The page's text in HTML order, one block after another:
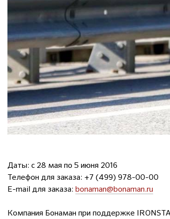
Даты: с 28 мая по 5 июня 2016
Телефон для заказа: +7 (499) 978-00-00
E-mail для заказа: bonaman@bonaman.ru
Компания Бонаман при поддержке